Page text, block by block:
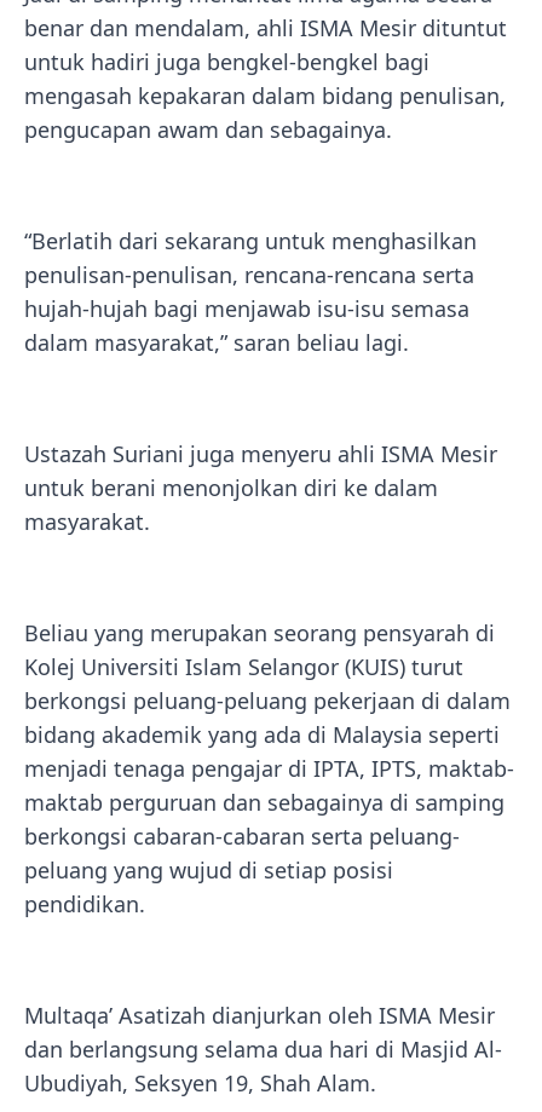
benar dan mendalam, ahli ISMA Mesir dituntut
untuk hadiri juga bengkel-bengkel bagi
mengasah kepakaran dalam bidang penulisan,
pengucapan awam dan sebagainya.
“Berlatih dari sekarang untuk menghasilkan
penulisan-penulisan, rencana-rencana serta
hujah-hujah bagi menjawab isu-isu semasa
dalam masyarakat,” saran beliau lagi.
Ustazah Suriani juga menyeru ahli ISMA Mesir
untuk berani menonjolkan diri ke dalam
masyarakat.
Beliau yang merupakan seorang pensyarah di
Kolej Universiti Islam Selangor (KUIS) turut
berkongsi peluang-peluang pekerjaan di dalam
bidang akademik yang ada di Malaysia seperti
menjadi tenaga pengajar di IPTA, IPTS, maktab-
maktab perguruan dan sebagainya di samping
berkongsi cabaran-cabaran serta peluang-
peluang yang wujud di setiap posisi
pendidikan.
Multaqa’ Asatizah dianjurkan oleh ISMA Mesir
dan berlangsung selama dua hari di Masjid Al-
Ubudiyah, Seksyen 19, Shah Alam.